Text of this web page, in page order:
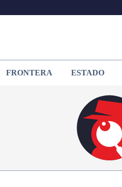
FRONTERA ESTADO